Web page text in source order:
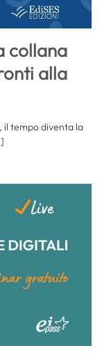
collana
alla
il tempo diventa la